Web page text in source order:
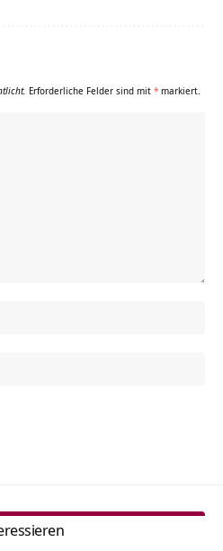
Erforderliche Felder sind mit * markiert.